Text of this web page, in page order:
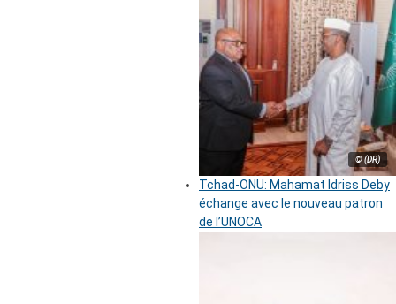
© (DR)
Tchad-ONU: Mahamat Idriss Deby
échange avec le nouveau patron
de l’UNOCA